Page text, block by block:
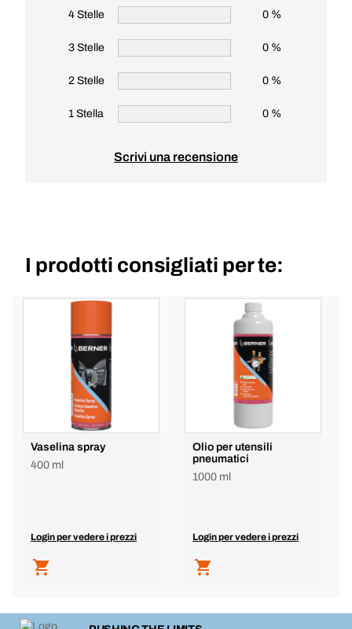
4 Stelle 0 %
3 Stelle 0 %
2 Stelle 0 %
1 Stella 0 %
Scrivi una recensione
I prodotti consigliati per te:
Vaselina spray
400 ml
Login per vedere i prezzi
Olio per utensili
pneumatici
1000 ml
Login per vedere i prezzi